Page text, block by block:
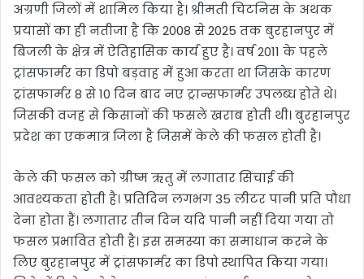
अग्रणी जिलों में शामिल किया है। श्रीमती चिटनिस के अथक
प्रयासों का ही नतीजा है कि 2008 से 2025 तक बुरहानपुर में
बिजली के क्षेत्र में ऐतिहासिक कार्य हुए है। वर्ष 2011 के पहले
ट्रांसफार्मर का डिपो बड़वाह में हुआ करता था जिसके कारण
ट्रांसफार्मर 8 से 10 दिन बाद नए ट्रान्सफार्मर उपलब्ध होते थे।
जिसकी वजह से किसानों की फसले खराब होती थी। बुरहानपुर
प्रदेश का एकमात्र जिला है जिसमें केले की फसल होती है।
केले की फसल को ग्रीष्म ऋतु में लगातार सिंचाई की
आवश्यकता होती है। प्रतिदिन लगभग 35 लीटर पानी प्रति पौधा
देना होता हैं। लगातार तीन दिन यदि पानी नहीं दिया गया तो
फसल प्रभावित होती है। इस समस्या का समाधान करने के
लिए बुरहानपुर में ट्रांसफार्मर का डिपो स्थापित किया गया।